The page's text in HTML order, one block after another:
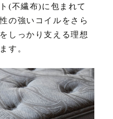
(不繊布)に包まれて
の強いコイルをさら
しっかり支える理想
す。